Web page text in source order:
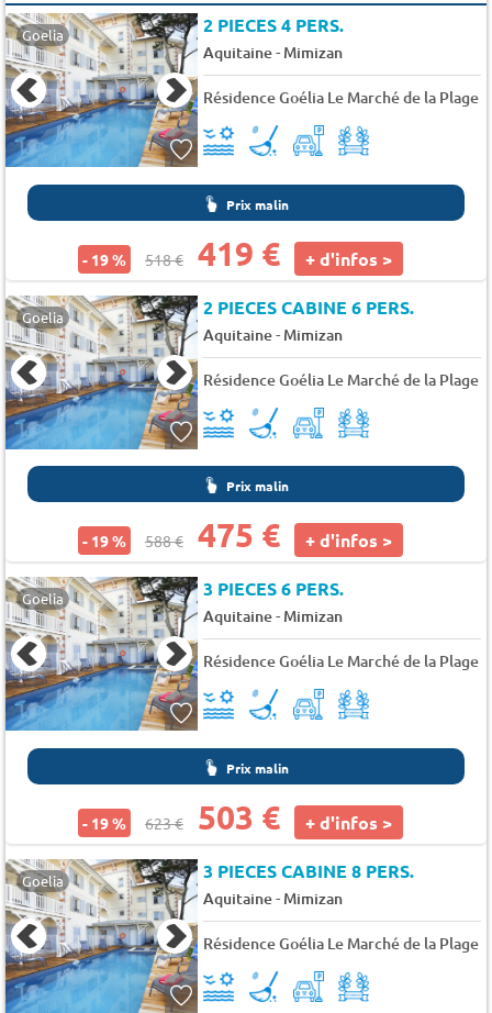
Goelia 2 PIECES 4 PERS.
Aquitaine- Mimizan
Résidence Goélia Le Marché de la Plage
Prix malin
- 19 % 518 € 419 € + d'infos >
Goelia 2 PIECES CABINE 6 PERS.
Aquitaine- Mimizan
Résidence Goélia Le Marché de la Plage
Prix malin
- 19 % 588 € 475 € + d'infos >
Goelia 3 PIECES 6 PERS.
Aquitaine- Mimizan
Résidence Goélia Le Marché de la Plage
Prix malin
- 19 % 623 € 503 € + d'infos >
Goelia 3 PIECES CABINE 8 PERS.
Aquitaine- Mimizan
Résidence Goélia Le Marché de la Plage